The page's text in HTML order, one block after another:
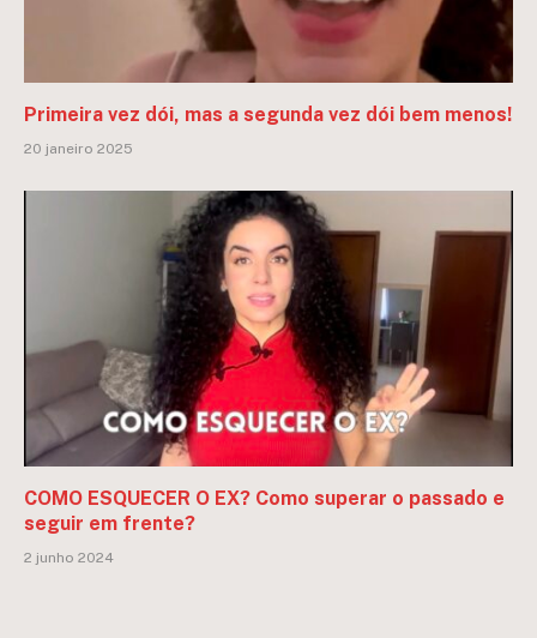
Primeira vez dói, mas a segunda vez dói bem menos!
20 janeiro 2025
COMO ESQUECER O EX? Como superar o passado e
seguir em frente?
2 junho 2024